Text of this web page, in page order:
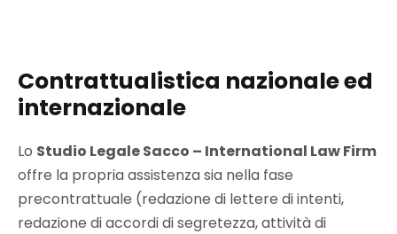
Contrattualistica nazionale ed
internazionale
Lo Studio Legale Sacco – International Law Firm
offre la propria assistenza sia nella fase
precontrattuale (redazione di lettere di intenti,
redazione di accordi di segretezza, attività di